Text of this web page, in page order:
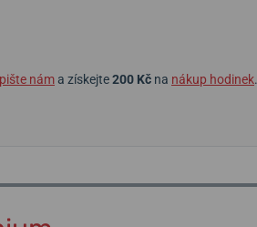
náma získejte200 Kč na nákup hodinek.